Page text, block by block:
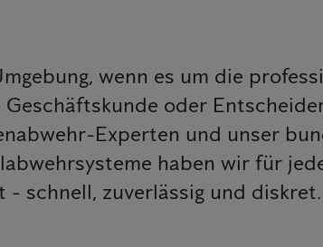
wenn es um die
oder
Experten und unser
haben wir für
- schnell, zuverlässig und diskret.